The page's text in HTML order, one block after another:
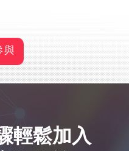
與
輕鬆加入